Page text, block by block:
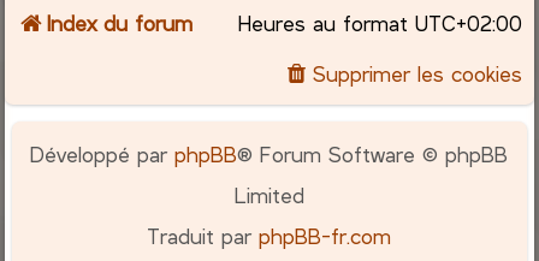
Index du forum Heures au format UTC+02:00
Supprimer les cookies
Développé parphpBB® Forum Software © phpBB
Limited
Traduit parphpBB-fr.com